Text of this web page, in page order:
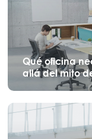
Qué oficina
allá del mito